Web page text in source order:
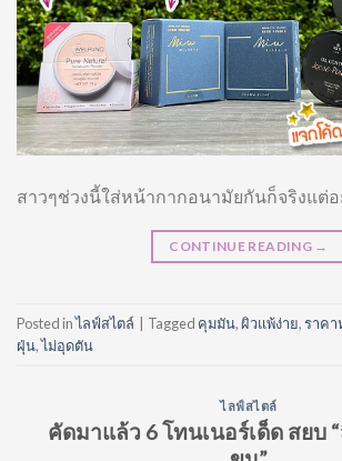
สาวๆช่วงนี้ใส่หน้ากากอนามัยกันก็จริงแต่
CONTINUE READING →
Posted inไลฟ์สไตล์ Tagged คุมมัน,ผิวแพ้ง่าย,ราคา
ฝุ่น,ไม่อุดตัน
ไลฟ์สไตล์
คัดมาแล้ว 6 โทนเนอร์เด็ด สยบ